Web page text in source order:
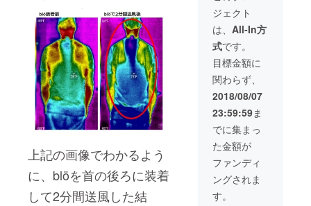
上記の画像でわかるよう
に、blöを首の後ろに装着
して2分間送風した結
料無料※
このリ
ターン
をご選
択の場
合、後
日起案
者から
カラー
選択の
アン
ケート
メール
が届き
ます。
ジェクト
は、 All-In方
式です。
目標金額に
関わらず、
2018/08/07
23:59:59ま
でに集まっ
た金額が
ファンディ
ングされま
す。